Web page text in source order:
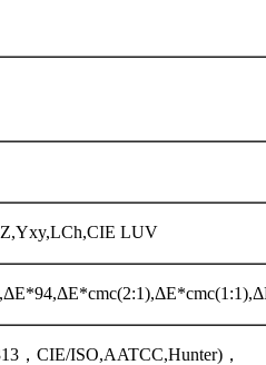
LUV
，CIE/ISO,AATCC,Hunter)，